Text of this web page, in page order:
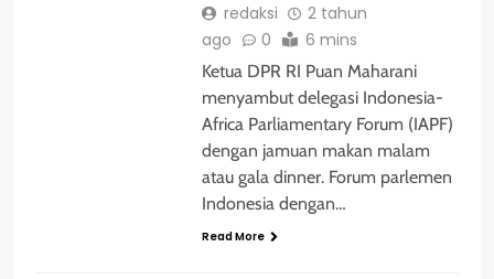
redaksi
2 tahun
ago
0 6 mins
Ketua DPR RI Puan Maharani
menyambut delegasi Indonesia-
Africa Parliamentary Forum (IAPF)
dengan jamuan makan malam
atau gala dinner. Forum parlemen
Indonesia dengan…
Read More